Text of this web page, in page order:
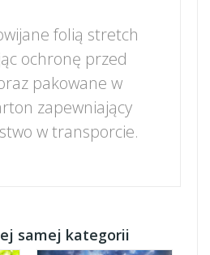
folią stretch
ochronę przed
pakowane w
zapewniający
w transporcie.
samej kategorii